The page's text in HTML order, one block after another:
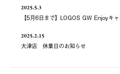
2025.5.3
【5月6日まで】LOGOS GW Enjoyキ
2025.2.15
大津店 休業日のお知らせ